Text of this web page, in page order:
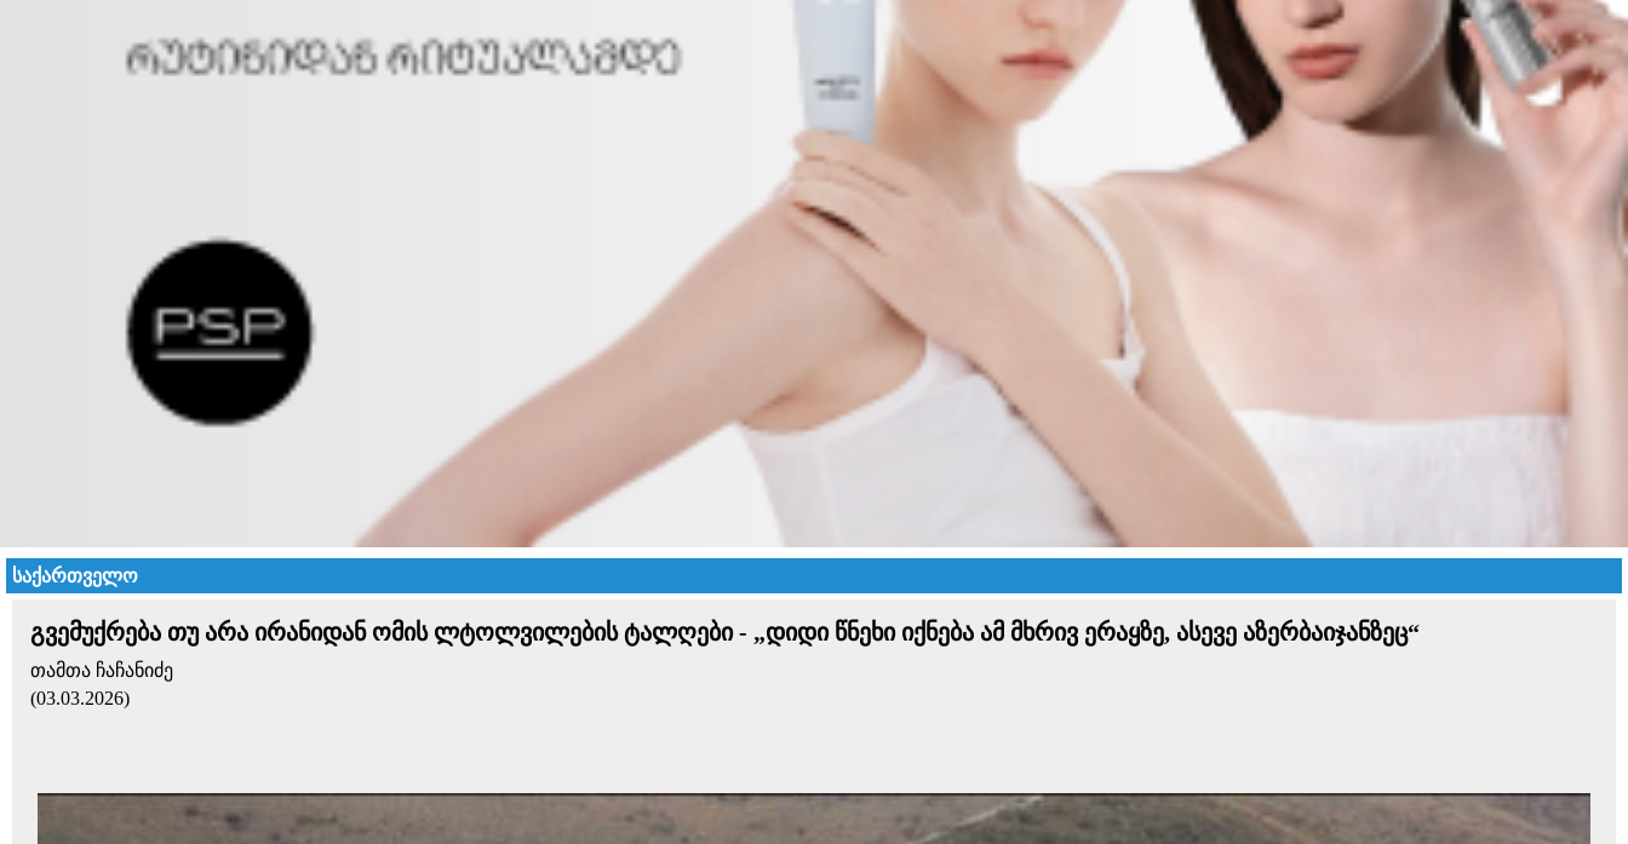
საქართველო
გვემუქრება თუ არა ირანიდან ომის ლტოლვილების ტალღები - „დიდი წნეხი იქნება ამ მხრივ ერაყზე, ასევე აზერბაიჯანზეც“
თამთა ჩაჩანიძე
(03.03.2026)